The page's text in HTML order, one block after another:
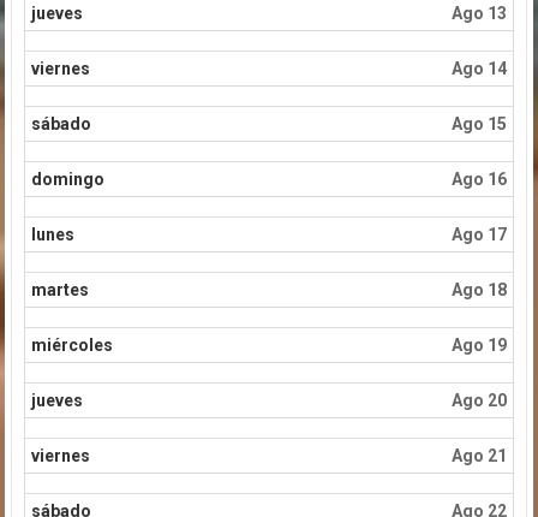
jueves Ago 13
viernes Ago 14
sábado Ago 15
domingo Ago 16
lunes Ago 17
martes Ago 18
miércoles Ago 19
jueves Ago 20
viernes Ago 21
sábado Ago 22